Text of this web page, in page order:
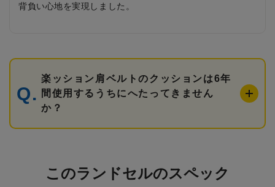
背負い心地を実現しました。
楽ッション肩ベルトのクッションは6年
間使用するうちにへたってきません
か？
このランドセルのスペック